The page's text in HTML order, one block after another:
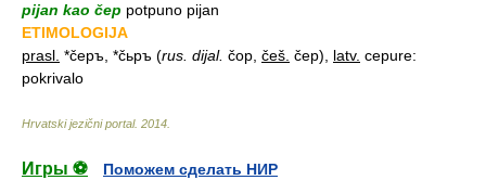
pijan kao čep potpuno pijan
ETIMOLOGIJA
prasl. *čepъ, *čьpъ (rus. dijal. čop, češ. čep), latv. cepure:
pokrivalo
Hrvatski jezični portal. 2014
Игры ⚽
Поможем сделать НИР